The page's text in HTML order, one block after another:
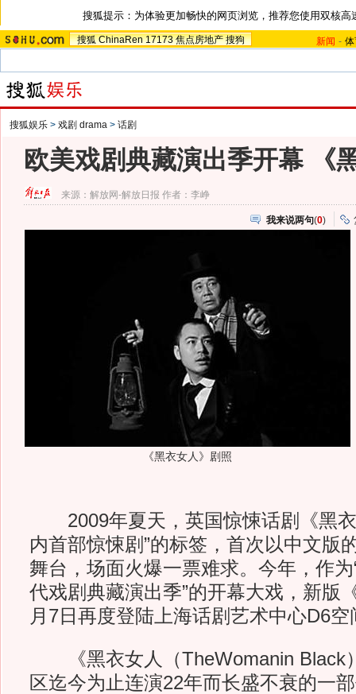
搜狐提示：为体验更加畅快的网页浏览，推荐您使用双核高
搜狐 ChinaRen 17173 焦点房地产 搜狗 新闻 -
搜狐娱乐 > 戏剧 drama > 话剧
欧美戏剧典藏演出季开幕 《
来源： 解放网-解放日报 作者：李峥
我来说两句(0)
《黑衣女人》剧照
2009年夏天，英国惊悚话剧《黑衣
内首部惊悚剧”的标签，首次以中文版
舞台，场面火爆一票难求。今年，作为
代戏剧典藏演出季”的开幕大戏，新版
月7日再度登陆上海话剧艺术中心D6空
《黑衣女人（TheWomanin Black
区迄今为止连演22年而长盛不衰的一